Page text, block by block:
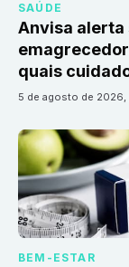
SAÚDE
Anvisa alerta
quais
5 de agosto de 2026
BEM-ESTAR